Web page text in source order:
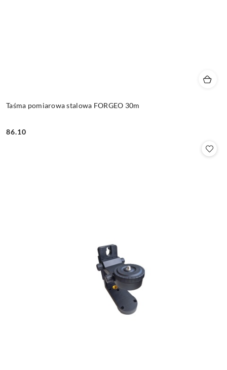
Taśma pomiarowa stalowa FORGEO 30m
Cena:
86.10